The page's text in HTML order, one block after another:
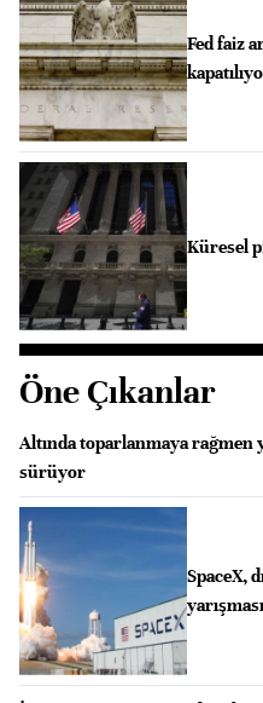
Fed faiz
Küresel
Öne Çıkanlar
Altında toparlanmaya rağmen
sürüyor
SpaceX,